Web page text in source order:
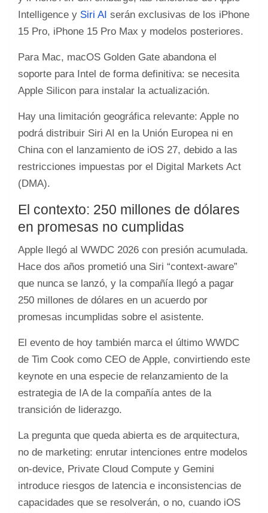
Intelligence y Siri AI serán exclusivas de los iPhone
15 Pro, iPhone 15 Pro Max y modelos posteriores.
Para Mac, macOS Golden Gate abandona el
soporte para Intel de forma definitiva: se necesita
Apple Silicon para instalar la actualización.
Hay una limitación geográfica relevante: Apple no
podrá distribuir Siri AI en la Unión Europea ni en
China con el lanzamiento de iOS 27, debido a las
restricciones impuestas por el Digital Markets Act
(DMA).
El contexto: 250 millones de dólares
en promesas no cumplidas
Apple llegó al WWDC 2026 con presión acumulada.
Hace dos años prometió una Siri “context-aware”
que nunca se lanzó, y la compañía llegó a pagar
250 millones de dólares en un acuerdo por
promesas incumplidas sobre el asistente.
El evento de hoy también marca el último WWDC
de Tim Cook como CEO de Apple, convirtiendo este
keynote en una especie de relanzamiento de la
estrategia de IA de la compañía antes de la
transición de liderazgo.
La pregunta que queda abierta es de arquitectura,
no de marketing: enrutar intenciones entre modelos
on-device, Private Cloud Compute y Gemini
introduce riesgos de latencia e inconsistencias de
capacidades que se resolverán, o no, cuando iOS